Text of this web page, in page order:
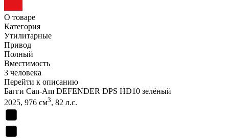
О товаре
Категория
Утилитарные
Привод
Полный
Вместимость
3 человека
Перейти к описанию
Багги Can-Am DEFENDER DPS HD10 зелёный
2025, 976 см3, 82 л.с.